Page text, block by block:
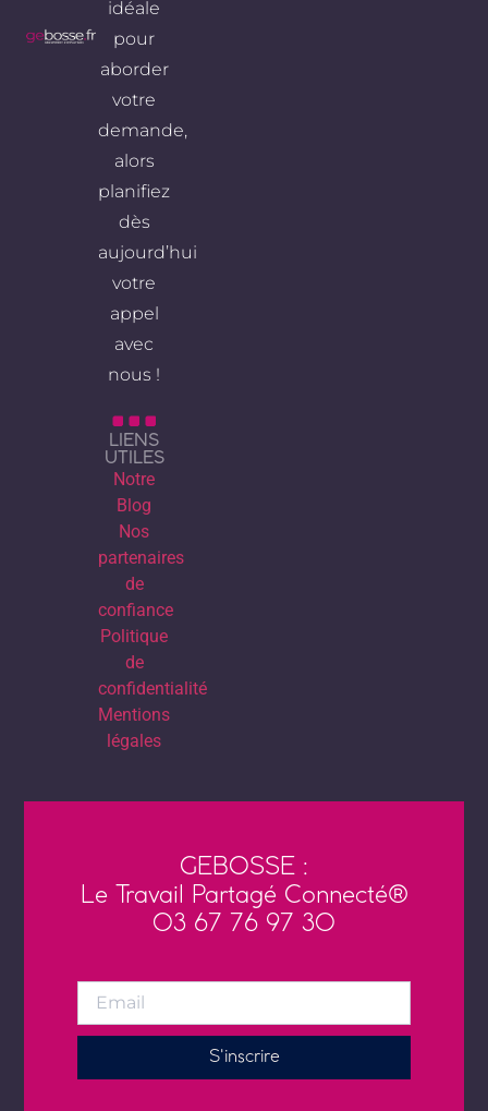
idéale
pour
aborder
votre
demande,
alors
planifiez
dès
aujourd’hui
votre
appel
avec
nous !
LIENS
UTILES
Notre
Blog
Nos
partenaires
de
confiance
Politique
de
confidentialité
Mentions
légales
GEBOSSE :
Le Travail Partagé Connecté®
03 67 76 97 30
S'inscrire